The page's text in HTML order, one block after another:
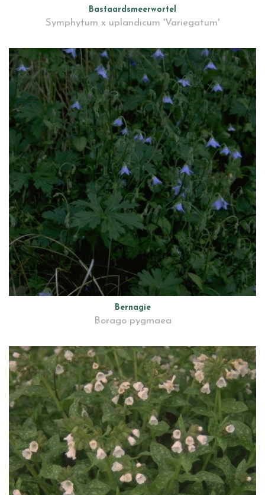
Bastaardsmeerwortel
Symphytum x uplandicum 'Variegatum'
Bernagie
Borago pygmaea